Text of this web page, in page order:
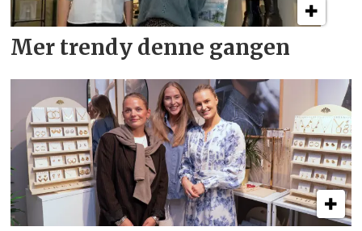
Mer trendy denne gangen